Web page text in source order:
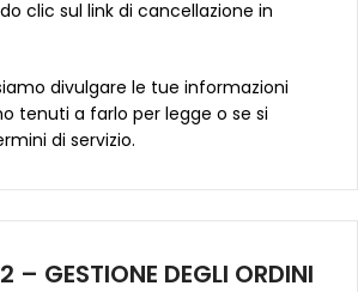
clic sul link di cancellazione in
divulgare le tue informazioni
tenuti a farlo per legge o se si
di servizio.
– GESTIONE DEGLI ORDINI